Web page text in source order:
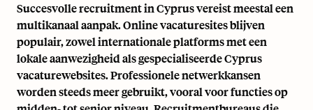
Succesvolle recruitment in Cyprus vereist meestal een
multikanaal aanpak. Online vacaturesites blijven
populair, zowel internationale platforms met een
lokale aanwezigheid als gespecialiseerde Cyprus
vacaturewebsites. Professionele netwerkkansen
worden steeds meer gebruikt, vooral voor functies op